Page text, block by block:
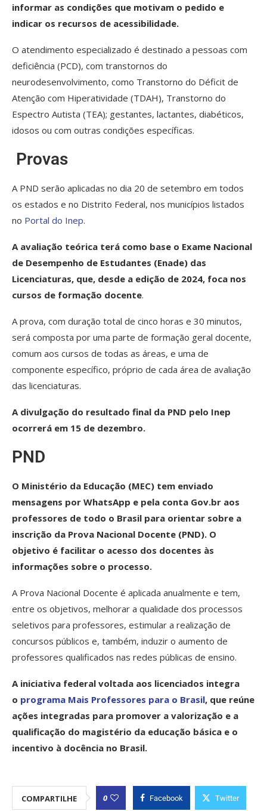
informar as condições que motivam o pedido e
indicar os recursos de acessibilidade.
O atendimento especializado é destinado a pessoas com
deficiência (PCD), com transtornos do
neurodesenvolvimento, como Transtorno do Déficit de
Atenção com Hiperatividade (TDAH), Transtorno do
Espectro Autista (TEA); gestantes, lactantes, diabéticos,
idosos ou com outras condições específicas.
Provas
A PND serão aplicadas no dia 20 de setembro em todos
os estados e no Distrito Federal, nos municípios listados
no Portal do Inep.
A avaliação teórica terá como base o Exame Nacional
de Desempenho de Estudantes (Enade) das
Licenciaturas, que, desde a edição de 2024, foca nos
cursos de formação docente.
A prova, com duração total de cinco horas e 30 minutos,
será composta por uma parte de formação geral docente,
comum aos cursos de todas as áreas, e uma de
componente específico, próprio de cada área de avaliação
das licenciaturas.
A divulgação do resultado final da PND pelo Inep
ocorrerá em 15 de dezembro.
PND
O Ministério da Educação (MEC) tem enviado
mensagens por WhatsApp e pela conta Gov.br aos
professores de todo o Brasil para orientar sobre a
inscrição da Prova Nacional Docente (PND). O
objetivo é facilitar o acesso dos docentes às
informações sobre o processo.
A Prova Nacional Docente é aplicada anualmente e tem,
entre os objetivos, melhorar a qualidade dos processos
seletivos para professores, estimular a realização de
concursos públicos e, também, induzir o aumento de
professores qualificados nas redes públicas de ensino.
A iniciativa federal voltada aos licenciados integra
o programa Mais Professores para o Brasil, que reúne
ações integradas para promover a valorização e a
qualificação do magistério da educação básica e o
incentivo à docência no Brasil.
COMPARTILHE 0 Facebook Twitter